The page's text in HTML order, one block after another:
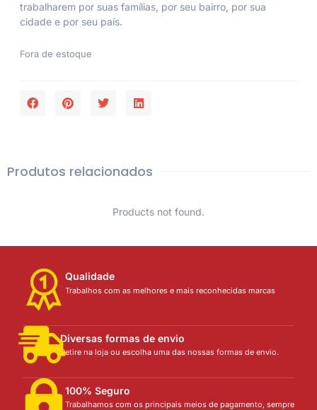
trabalharem por suas famílias, por seu bairro, por sua
cidade e por seu país.
Fora de estoque
Produtos relacionados
Products not found.
Qualidade
Trabalhos com as melhores e mais reconhecidas marcas
Diversas formas de envio
Retire na loja ou escolha uma das nossas formas de envio.
100% Seguro
Trabalhamos com os principais meios de pagamento, sempre